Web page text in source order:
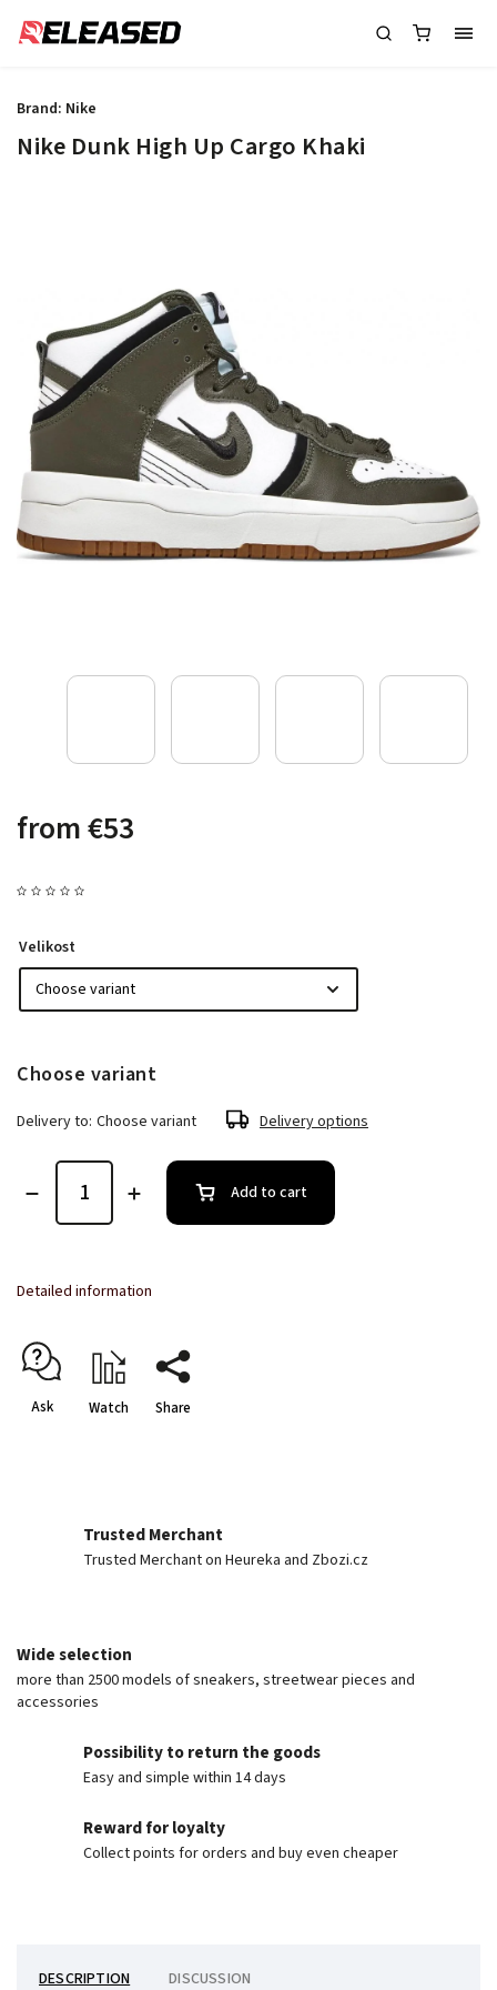
Nike Dunk High Up Cargo Khaki
from€53
Brand: Nike
Velikost
Choose variant
Delivery to: Choose variant Delivery options
Add to cart
Detailed information
Ask Watch Share
Trusted Merchant
Trusted Merchant on Heureka and Zbozi.cz
Wide selection
more than 2500 models of sneakers, streetwear pieces and
accessories
Possibility to return the goods
Easy and simple within 14 days
Reward for loyalty
Collect points for orders and buy even cheaper
DESCRIPTION DISCUSSION